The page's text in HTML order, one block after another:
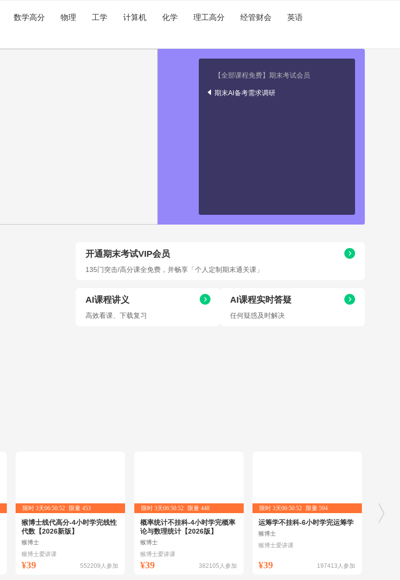
数学高分 物理 工学 计算机 化学 理工高分 经管财会
英语
【全部课程免费】期末考试会员
期末AI备考需求调研
开通期末考试VIP会员
135门突击/高分课全免费，并畅享「个人定制期末通关课」
AI课程讲义
高效看课、下载复习
AI课程实时答疑
任何疑惑及时解决
猴博士线代高分-4小时学完线性
代数【2026新版】
猴博士
猴博士爱讲课
552209 人参加
¥39
限时 3天06:50:51 限量 453
概率统计不挂科-4小时学完概率
论与数理统计【2026版】
猴博士
猴博士爱讲课
382105 人参加
¥39
限时 3天06:50:51 限量 448
运筹学不挂科-6小时学完运筹学
猴博士
猴博士爱讲课
197413 人参加
¥39
限时 3天06:50:51 限量 594
复变